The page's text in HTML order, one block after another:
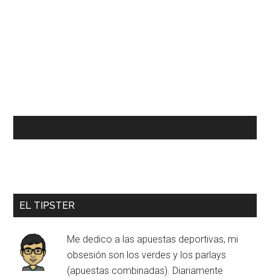
EL TIPSTER
Me dedico a las apuestas deportivas, mi
obsesión son los verdes y los parlays
(apuestas combinadas). Diariamente